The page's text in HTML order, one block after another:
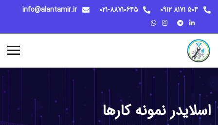
021-88710645
اسلایدر نمونه کارها